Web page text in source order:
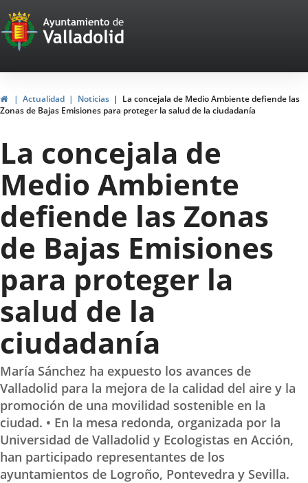
Portal
Web
del
Ayuntamiento
de
Valladolid
InicioActualidad Noticias
La concejala de Medio Ambiente defiende las
Zonas de Bajas Emisiones para proteger la salud de la ciudadanía
La concejala de
Medio Ambiente
defiende las Zonas
de Bajas Emisiones
para proteger la
salud de la
ciudadanía
María Sánchez ha expuesto los avances de
Valladolid para la mejora de la calidad del aire y la
promoción de una movilidad sostenible en la
ciudad. • En la mesa redonda, organizada por la
Universidad de Valladolid y Ecologistas en Acción,
han participado representantes de los
ayuntamientos de Logroño, Pontevedra y Sevilla.